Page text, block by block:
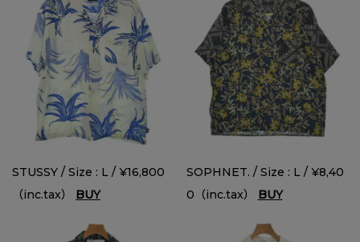
STUSSY / Size : L / ¥16,800
（inc.tax） BUY
SOPHNET. / Size : L / ¥8,40
0（inc.tax） BUY